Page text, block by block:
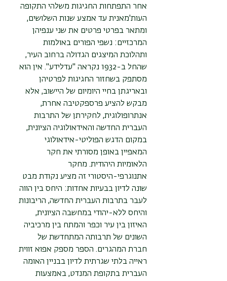
אחר התפתחות החגיגות משלהי התקופה
העות'מאנית עד אמצע שנות השלושים,
ומתאר בפרטי פרטים את שני ענפיהן
המרכזיים: נשפי הפורים באולמות
ותהלוכת המיצגים הגדולה ברחוב העיר,
שהחל ב-1932 נקראה "עדלידע". אין הוא
מסתפק בשחזור החגיגות לפרטיהן
ובאריגתן בחיי היומיום של היישוב, אלא
מבקש להציע פרספקטיבה אחרת,
אנתרופולוגית, לחקירתן של התרבות
העברית החדשה והאידאולוגיה הציונית,
במקום הדגש הפוליטי-אידאולוגי
המאפיין באופן מסורתי את חקר
הלאומיות היהודית. מחקר
אתנוגרפי-היסטורי זה מציע נקודת מבט
שונה לדיון בבעיות אחדות: היחס בין הווה
לעבר בתרבות העברית החדשה, הריבונות
והיחס ללא-יהודי במחשבה הציונית,
האיזון בין עיר וכפר והמתח בין מרכיביה
השונים של תרבותה המתחדשת של
חברת המהגרים. הספר מספק אפוא זווית
ראייה בלתי שגרתית לדיון בבניין האומה
העברית בתקופת המנדט, באמצעות